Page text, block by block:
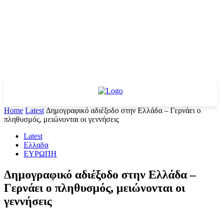
Home Latest Δημογραφικό αδιέξοδο στην Ελλάδα – Γερνάει ο
πληθυσμός, μειώνονται οι γεννήσεις
Latest
Ελλαδα
ΕΥΡΩΠΗ
Δημογραφικό αδιέξοδο στην Ελλάδα –
Γερνάει ο πληθυσμός, μειώνονται οι
γεννήσεις